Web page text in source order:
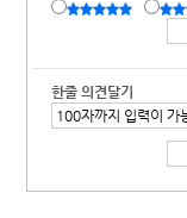
한줄 의견달기